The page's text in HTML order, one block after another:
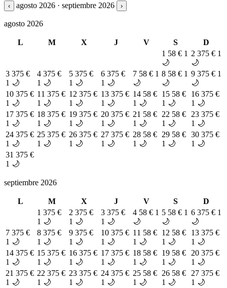
‹ agosto 2026 · septiembre 2026 ›
agosto 2026
L M X J V S
D
1 58 € 1
🌙
2 375 € 1
🌙
3 375 €
1 🌙
4 375 €
1 🌙
5 375 €
1 🌙
6 375 €
1 🌙
7 58 € 1
🌙
8 58 € 1
🌙
9 375 € 1
🌙
10 375 €
1 🌙
11 375 €
1 🌙
12 375 €
1 🌙
13 375 €
1 🌙
14 58 €
1 🌙
15 58 €
1 🌙
16 375 €
1 🌙
17 375 €
1 🌙
18 375 €
1 🌙
19 375 €
1 🌙
20 375 €
1 🌙
21 58 €
1 🌙
22 58 €
1 🌙
23 375 €
1 🌙
24 375 €
1 🌙
25 375 €
1 🌙
26 375 €
1 🌙
27 375 €
1 🌙
28 58 €
1 🌙
29 58 €
1 🌙
30 375 €
1 🌙
31 375 €
1 🌙
septiembre 2026
L M X J V S
D
1 375 €
1 🌙
2 375 €
1 🌙
3 375 €
1 🌙
4 58 € 1
🌙
5 58 € 1
🌙
6 375 € 1
🌙
7 375 €
1 🌙
8 375 €
1 🌙
9 375 €
1 🌙
10 375 €
1 🌙
11 58 €
1 🌙
12 58 €
1 🌙
13 375 €
1 🌙
14 375 €
1 🌙
15 375 €
1 🌙
16 375 €
1 🌙
17 375 €
1 🌙
18 58 €
1 🌙
19 58 €
1 🌙
20 375 €
1 🌙
21 375 €
1 🌙
22 375 €
1 🌙
23 375 €
1 🌙
24 375 €
1 🌙
25 58 €
1 🌙
26 58 €
1 🌙
27 375 €
1 🌙